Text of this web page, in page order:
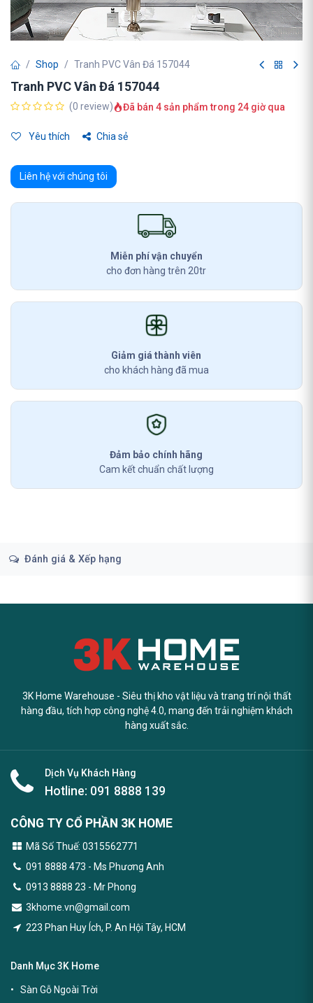
Shop Tranh PVC Vân Đá 157044
Tranh PVC Vân Đá 157044
(0 review) Đã bán 4 sản phẩm trong 24 giờ qua
Yêu thích Chia sẻ
Liên hệ với chúng tôi
Miễn phí vận chuyển
cho đơn hàng trên 20tr
Giảm giá thành viên
cho khách hàng đã mua
Đảm bảo chính hãng
Cam kết chuẩn chất lượng
Đánh giá & Xếp hạng
3K Home Warehouse - Siêu thị kho vật liệu và trang trí nội thất
hàng đầu, tích hợp công nghệ 4.0, mang đến trải nghiệm khách
hàng xuất sắc.
Dịch Vụ Khách Hàng
Hotline: 091 8888 139
CÔNG TY CỔ PHẦN 3K HOME
Mã Số Thuế: 0315562771
091 8888 473 - Ms Phương Anh
0913 8888 23 - Mr Phong
3khome.vn@gmail.com
223 Phan Huy Ích, P. An Hội Tây, HCM
Danh Mục 3K Home
Sàn Gỗ Ngoài Trời